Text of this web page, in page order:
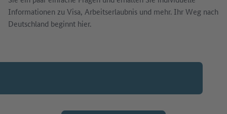
Informationen zu Visa, Arbeitserlaubnis und mehr. Ihr Weg nach
Deutschland beginnt hier.